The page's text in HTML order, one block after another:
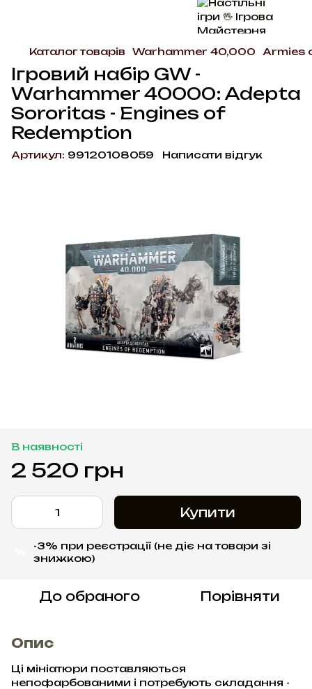
Каталог товарів Warhammer 40,000 Armies
Ігровий набір GW -
Warhammer 40000: Adepta
Sororitas - Engines of
Redemption
Артикул: 99120108059 Написати відгук
В наявності
2 520 грн
Купити
-3% при реєстрації (не діє на товари зі
знижкою)
До обраного Порівняти
Опис
Ці мініатюри поставляються
непофарбованими і потребують складання -